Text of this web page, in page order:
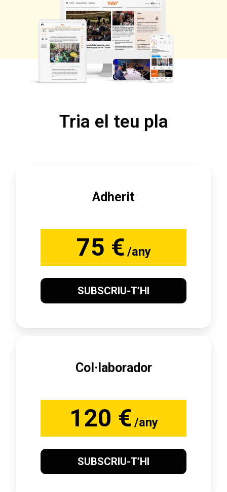
Tria el teu pla
Adherit
75 € /any
SUBSCRIU-T’HI
Col·laborador
120 € /any
SUBSCRIU-T’HI